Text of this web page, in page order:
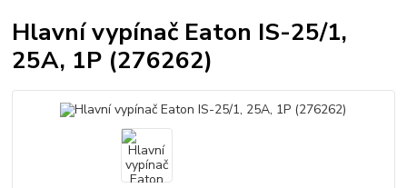
Hlavní vypínač Eaton IS-25/1,
25A, 1P (276262)